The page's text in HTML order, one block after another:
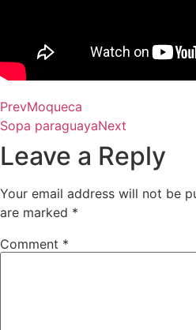
PrevMoqueca
Sopa paraguayaNext
Leave a Reply
Your email address will not be
are marked *
Comment *